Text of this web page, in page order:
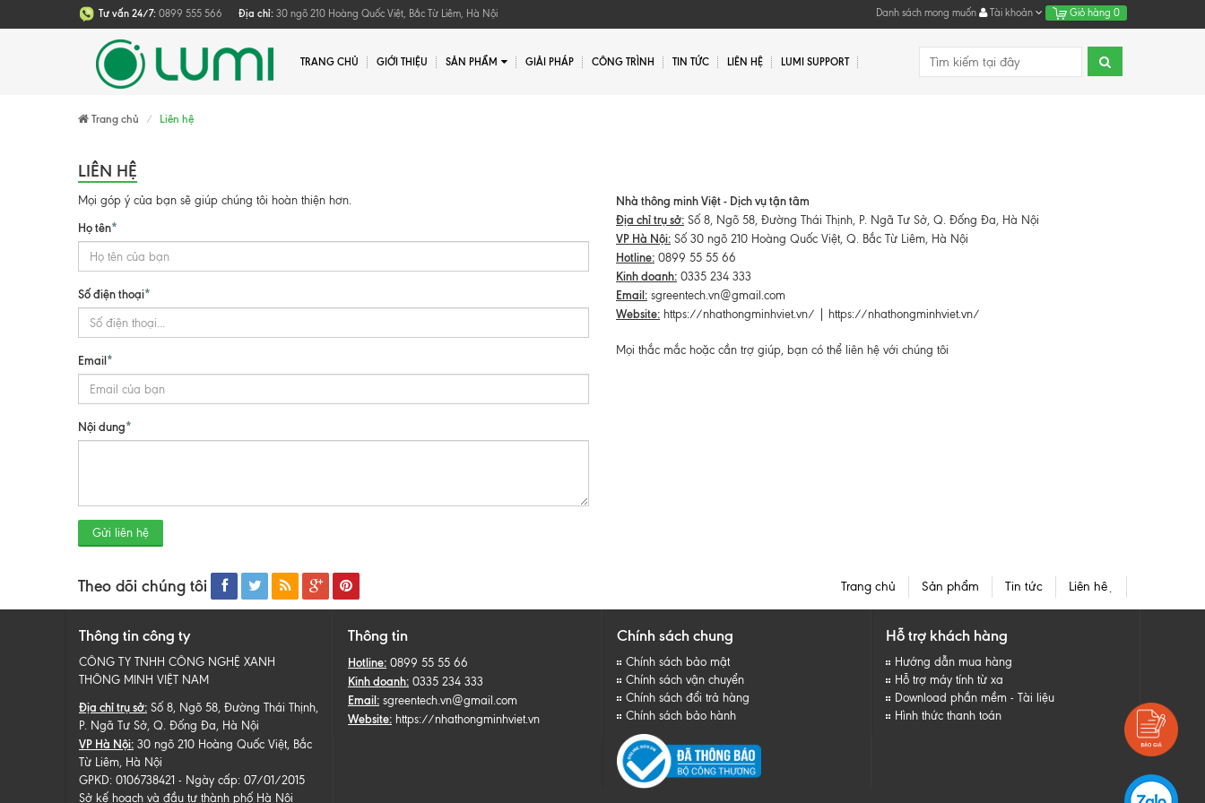
Tư vấn 24/7: 0899 555 566 Địa chỉ: 30 ngõ 210 Hoàng Quốc Việt, Bắc Từ Liêm, Hà Nội Danh sách mong muốn Tài khoản Giỏ hàng 0
TRANG CHỦ GIỚI THIỆU SẢN PHẨM GIẢI PHÁP CÔNG TRÌNH TIN TỨC LIÊN HỆ LUMI SUPPORT
Trang chủ Liên hệ
LIÊN HỆ
Mọi góp ý của bạn sẽ giúp chúng tôi hoàn thiện hơn.
Họ tên*
Số điện thoại*
Email*
Nội dung*
Gửi liên hệ
Nhà thông minh Việt - Dịch vụ tận tâm
Địa chỉ trụ sở: Số 8, Ngõ 58, Đường Thái Thịnh, P. Ngã Tư Sở, Q. Đống Đa, Hà Nội
VP Hà Nội: Số 30 ngõ 210 Hoàng Quốc Việt, Q. Bắc Từ Liêm, Hà Nội
Hotline: 0899 55 55 66
Kinh doanh: 0335 234 333
Email: sgreentech.vn@gmail.com
Website: https://nhathongminhviet.vn/ https://nhathongminhviet.vn/
Mọi thắc mắc hoặc cần trợ giúp, bạn có thể liên hệ với chúng tôi
Theo dõi chúng tôi Trang chủ Sản phẩm Tin tức Liên hệ
Thông tin công ty
CÔNG TY TNHH CÔNG NGHỆ XANH
THÔNG MINH VIỆT NAM
Địa chỉ trụ sở: Số 8, Ngõ 58, Đường Thái Thịnh,
P. Ngã Tư Sở, Q. Đống Đa, Hà Nội
VP Hà Nội: 30 ngõ 210 Hoàng Quốc Việt, Bắc
Từ Liêm, Hà Nội
GPKD: 0106738421 - Ngày cấp: 07/01/2015
Sở kế hoạch và đầu tư thành phố Hà Nội
Thông tin
Hotline: 0899 55 55 66
Kinh doanh: 0335 234 333
Email: sgreentech.vn@gmail.com
Website: https://nhathongminhviet.vn
Chính sách chung
Chính sách bảo mật
Chính sách vận chuyển
Chính sách đổi trả hàng
Chính sách bảo hành
Hỗ trợ khách hàng
Hướng dẫn mua hàng
Hỗ trợ máy tính từ xa
Download phần mềm - Tài liệu
Hình thức thanh toán